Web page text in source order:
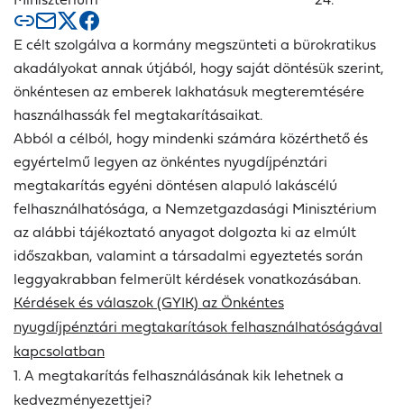
E célt szolgálva a kormány megszünteti a bürokratikus
akadályokat annak útjából, hogy saját döntésük szerint,
önkéntesen az emberek lakhatásuk megteremtésére
használhassák fel megtakarításaikat.
Abból a célból, hogy mindenki számára közérthető és
egyértelmű legyen az önkéntes nyugdíjpénztári
megtakarítás egyéni döntésen alapuló lakáscélú
felhasználhatósága, a Nemzetgazdasági Minisztérium
az alábbi tájékoztató anyagot dolgozta ki az elmúlt
időszakban, valamint a társadalmi egyeztetés során
leggyakrabban felmerült kérdések vonatkozásában.
Kérdések és válaszok (GYIK) az Önkéntes
nyugdíjpénztári megtakarítások felhasználhatóságával
kapcsolatban
1. A megtakarítás felhasználásának kik lehetnek a
kedvezményezettjei?